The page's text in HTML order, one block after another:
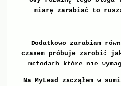
miarę zarabiać to
Dodatkowo zarabiam
czasem próbuje zarobić
metodach które nie
Na MyLead zacząłem w